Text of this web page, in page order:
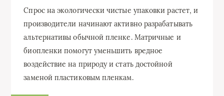
Спрос на экологически чистые упаковки растет, и
производители начинают активно разрабатывать
альтернативы обычной пленке. Матричные и
биопленки помогут уменьшить вредное
воздействие на природу и стать достойной
заменой пластиковым пленкам.